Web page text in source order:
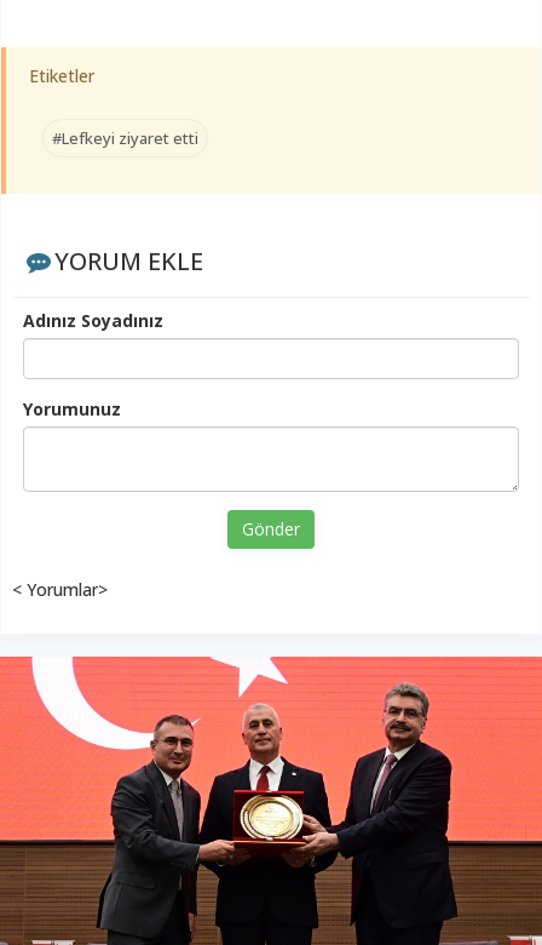
Etiketler
#Lefkeyi ziyaret etti
YORUM EKLE
Adınız Soyadınız
Yorumunuz
Gönder
< Yorumlar>